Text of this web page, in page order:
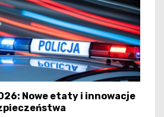
Nowe etaty i innowacje